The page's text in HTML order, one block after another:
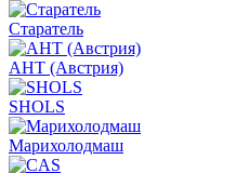
Старатель
АНТ (Австрия)
SHOLS
Марихолодмаш